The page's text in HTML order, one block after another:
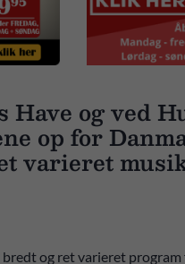
og ved
op for
varieret
og ret varieret